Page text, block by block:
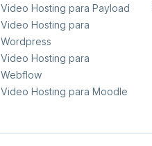
Video Hosting para Payload
Video Hosting para
Wordpress
Video Hosting para
Webflow
Video Hosting para Moodle